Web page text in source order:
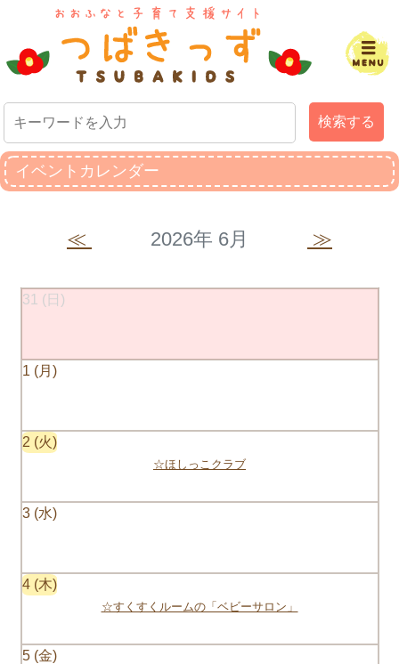
検索する
イベントカレンダー
≪ 2026年 6月 ≫
31
1
2
☆ほしっこクラブ
3
4
☆すくすくルームの「ベビーサロン」
5